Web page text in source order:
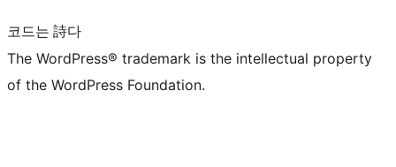
코드는 詩다
The WordPress® trademark is the intellectual property
of the WordPress Foundation.